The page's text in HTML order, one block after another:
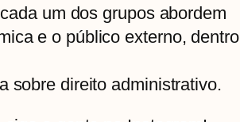
um dos grupos abordem
e o público externo, dentro
sobre direito administrativo.